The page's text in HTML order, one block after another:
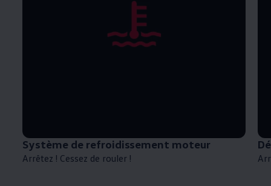
Système de refroidissement moteur
Arrêtez ! Cessez de rouler !